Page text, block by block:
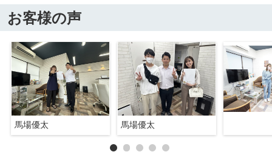
お客様の声
馬場優太 馬場優太